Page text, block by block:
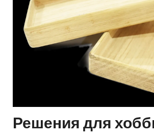
Решения для